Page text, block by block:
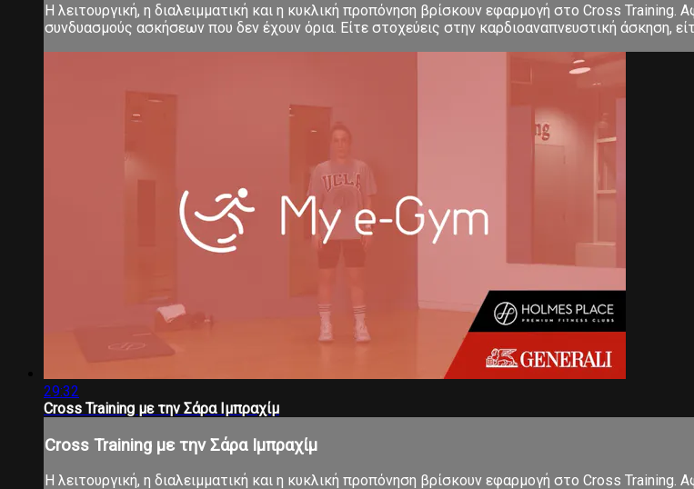
Η λειτουργική, η διαλειμματική και η κυκλική προπόνηση βρίσκουν εφαρμογή στο Cross
συνδυασμούς ασκήσεων που δεν έχουν όρια. Είτε στοχεύεις στην καρδιοαναπνευστική άσκηση,
29:32
Cross Training με την Σάρα Ιμπραχίμ
Cross Training με την Σάρα Ιμπραχίμ
Η λειτουργική, η διαλειμματική και η κυκλική προπόνηση βρίσκουν εφαρμογή στο Cross